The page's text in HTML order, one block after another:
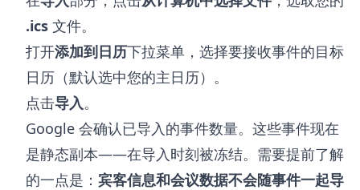
.ics 文件。
打开添加到日历下拉菜单，选择要接收事件的目标
日历（默认选中您的主日历）。
点击导入。
Google 会确认已导入的事件数量。这些事件现在
是静态副本——在导入时刻被冻结。需要提前了解
的一点是： 宾客信息和会议数据不会随事件一起导